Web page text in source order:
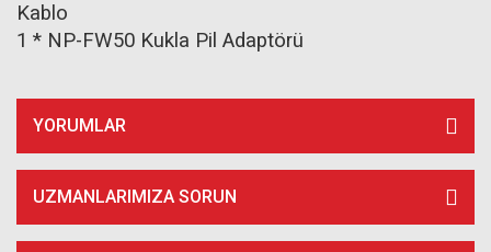
Kablo
1 * NP-FW50 Kukla Pil Adaptörü
YORUMLAR
UZMANLARIMIZA SORUN